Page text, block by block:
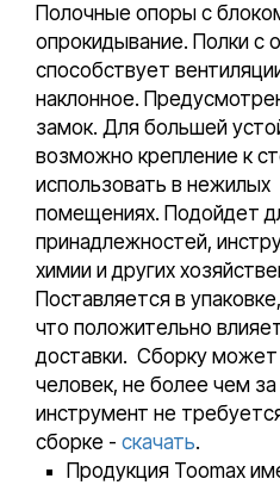
Полочные опоры с
опрокидывание. Полки с
способствует
наклонное.
замок. Для большей
возможно крепление к
использовать в нежилых
помещениях. Подойдет
принадлежностей,
химии и других
Поставляется в
что положительно
доставки. Сборку
человек, не более чем
инструмент не
сборке - скачать.
Продукция Toomax